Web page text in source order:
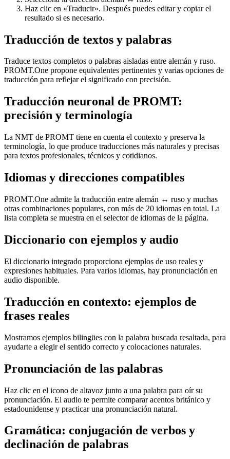
Haz clic en «Traducir». Después puedes editar y copiar el
resultado si es necesario.
Traducción de textos y palabras
Traduce textos completos o palabras aisladas entre alemán y ruso.
PROMT.One propone equivalentes pertinentes y varias opciones de
traducción para reflejar el significado con precisión.
Traducción neuronal de PROMT:
precisión y terminología
La NMT de PROMT tiene en cuenta el contexto y preserva la
terminología, lo que produce traducciones más naturales y precisas
para textos profesionales, técnicos y cotidianos.
Idiomas y direcciones compatibles
PROMT.One admite la traducción entre alemán ↔ ruso y muchas
otras combinaciones populares, con más de 20 idiomas en total. La
lista completa se muestra en el selector de idiomas de la página.
Diccionario con ejemplos y audio
El diccionario integrado proporciona ejemplos de uso reales y
expresiones habituales. Para varios idiomas, hay pronunciación en
audio disponible.
Traducción en contexto: ejemplos de
frases reales
Mostramos ejemplos bilingües con la palabra buscada resaltada, para
ayudarte a elegir el sentido correcto y colocaciones naturales.
Pronunciación de las palabras
Haz clic en el icono de altavoz junto a una palabra para oír su
pronunciación. El audio te permite comparar acentos británico y
estadounidense y practicar una pronunciación natural.
Gramática: conjugación de verbos y
declinación de palabras